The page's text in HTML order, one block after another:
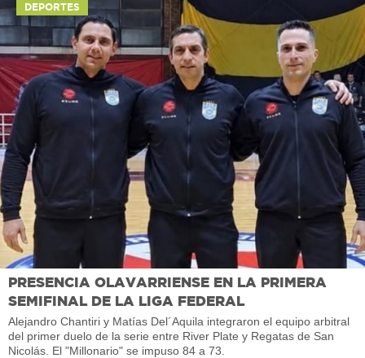
DEPORTES
PRESENCIA OLAVARRIENSE EN LA PRIMERA
SEMIFINAL DE LA LIGA FEDERAL
Alejandro Chantiri y Matías Del´Aquila integraron el equipo arbitral
del primer duelo de la serie entre River Plate y Regatas de San
Nicolás. El "Millonario" se impuso 84 a 73.